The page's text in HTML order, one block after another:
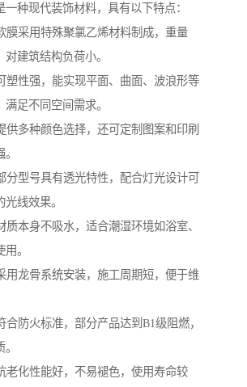
种现代装饰材料，具有以下特点：
膜采用特殊聚氯乙烯材料制成，重量
建筑结构负荷小。
塑性强，能实现平面、曲面、波浪形等
足不同空间需求。
供多种颜色选择，还可定制图案和印刷
分型号具有透光特性，配合灯光设计可
线效果。
质本身不吸水，适合潮湿环境如浴室、
。
用龙骨系统安装，施工周期短，便于维
合防火标准，部分产品达到B1级阻燃，
老化性能好，不易褪色，使用寿命较